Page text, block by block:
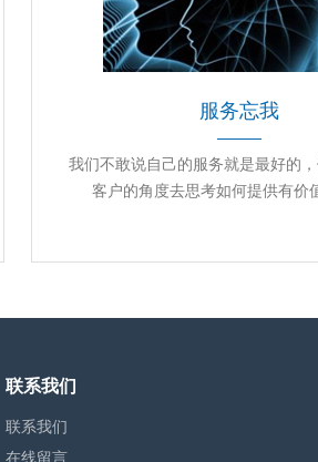
服务忘我
我们不敢说自己的服务就是最好的
客户的角度去思考如何提供有价
联系我们
联系我们
在线留言